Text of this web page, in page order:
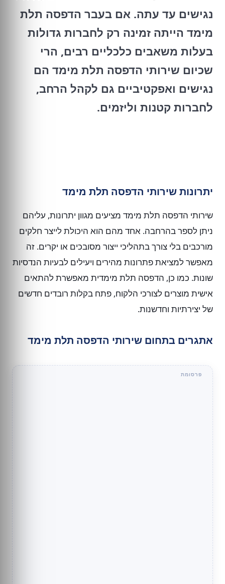
נגישים עד עתה. אם בעבר הדפסה תלת
מימד הייתה זמינה רק לחברות גדולות
בעלות משאבים כלכליים רבים, הרי
שכיום שירותי הדפסה תלת מימד הם
נגישים ואפקטיביים גם לקהל הרחב,
לחברות קטנות וליזמים.
יתרונות שירותי הדפסה תלת מימד
שירותי הדפסה תלת מימד מציעים מגוון יתרונות, עליהם
ניתן לספר בהרחבה. אחד מהם הוא היכולת לייצר חלקים
מורכבים בלי צורך בתהליכי ייצור מסובכים או יקרים. זה
מאפשר למציאת פתרונות מהירים ויעילים לבעיות הנדסיות
שונות. כמו כן, הדפסה תלת מימדית מאפשרת להתאים
אישית מוצרים לצורכי הלקוח, פתח בקלות רובדים חדשים
של יצירתיות וחדשנות.
אתגרים בתחום שירותי הדפסה תלת מימד